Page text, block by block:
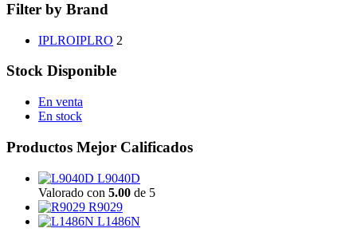
Filter by Brand
IPLROIPLRO 2
Stock Disponible
En venta
En stock
Productos Mejor Calificados
L9040D
Valorado con 5.00 de 5
R9029
L1486N